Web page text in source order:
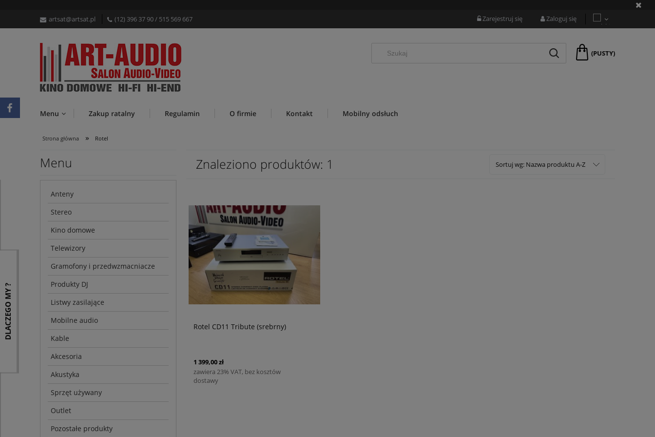
artsat@artsat.pl (12) 396 37 90/ 515 569 667 Zarejestruj się Zaloguj się
(PUSTY)
Menu Zakup ratalny Regulamin O firmie Kontakt Mobilny odsłuch
Strona główna » Rotel
Menu
Anteny
Stereo
Kino domowe
Telewizory
Gramofony i przedwzmacniacze
Produkty DJ
Listwy zasilające
Mobilne audio
Kable
Akcesoria
Akustyka
Sprzęt używany
Outlet
Pozostałe produkty
Znaleziono produktów: 1 Sortuj wg: Nazwa produktu A-Z
Rotel CD11 Tribute (srebrny)
1 399,00 zł
zawiera 23% VAT, bez kosztów
dostawy
DLACZEGO MY ?